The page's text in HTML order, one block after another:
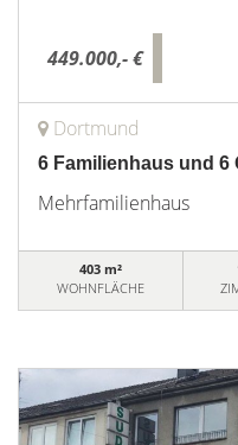
449.000,- €
Dortmund
6 Familienhaus und 6
Mehrfamilienhaus
403 m²
WOHNFLÄCHE